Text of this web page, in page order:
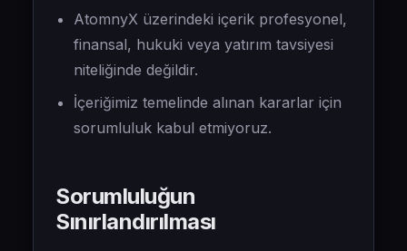
AtomnyX üzerindeki içerik profesyonel,
finansal, hukuki veya yatırım tavsiyesi
niteliğinde değildir.
İçeriğimiz temelinde alınan kararlar için
sorumluluk kabul etmiyoruz.
Sorumluluğun
Sınırlandırılması